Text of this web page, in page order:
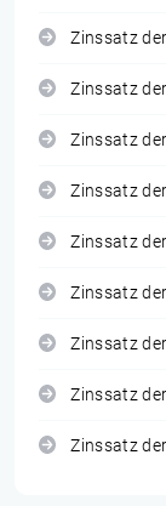
Zinssatz
Zinssatz
Zinssatz
Zinssatz
Zinssatz
Zinssatz
Zinssatz
Zinssatz
Zinssatz